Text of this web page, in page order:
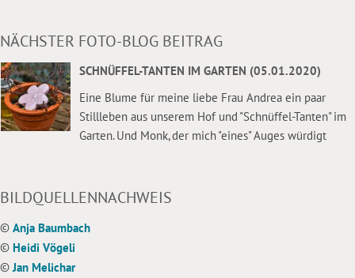
NÄCHSTER FOTO-BLOG BEITRAG
SCHNÜFFEL-TANTEN IM GARTEN (05.01.2020)
Eine Blume für meine liebe Frau Andrea ein paar
Stillleben aus unserem Hof und "Schnüffel-Tanten" im
Garten. Und Monk, der mich "eines" Auges würdigt
BILDQUELLENNACHWEIS
© Anja Baumbach
© Heidi Vögeli
© Jan Melichar